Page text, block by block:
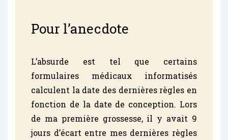
Pour l’anecdote
L’absurde est tel que certains
formulaires médicaux informatisés
calculent la date des dernières règles en
fonction de la date de conception. Lors
de ma première grossesse, il y avait 9
jours d’écart entre mes dernières règles